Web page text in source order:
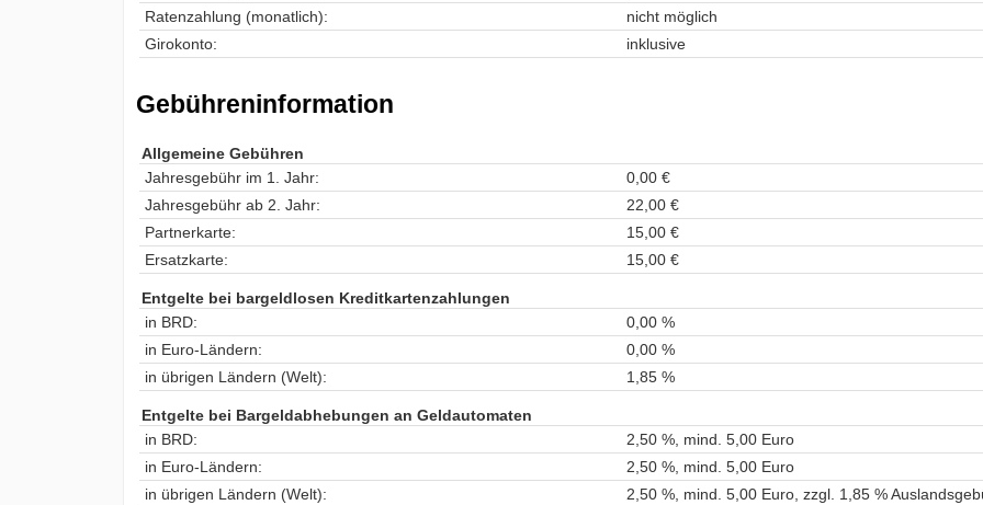
Ratenzahlung (monatlich):
nicht möglich
Girokonto:
inklusive
Gebühreninformation
Allgemeine Gebühren
Jahresgebühr im 1. Jahr:
0,00 €
Jahresgebühr ab 2. Jahr:
22,00 €
Partnerkarte:
15,00 €
Ersatzkarte:
15,00 €
Entgelte bei bargeldlosen Kreditkartenzahlungen
in BRD:
0,00 %
in Euro-Ländern:
0,00 %
in übrigen Ländern (Welt):
1,85 %
Entgelte bei Bargeldabhebungen an Geldautomaten
in BRD:
2,50 %, mind. 5,00 Euro
in Euro-Ländern:
2,50 %, mind. 5,00 Euro
in übrigen Ländern (Welt):
2,50 %, mind. 5,00 Euro, zzgl. 1,85 %